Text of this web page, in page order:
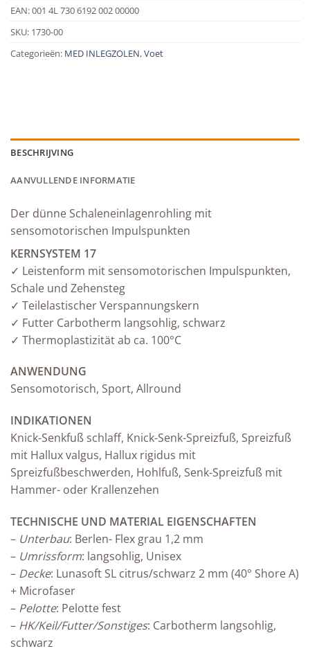
EAN:001 4L 730 6192 002 00000
SKU: 1730-00
Categorieën: MED INLEGZOLEN,Voet
BESCHRIJVING
AANVULLENDE INFORMATIE
Der dünne Schaleneinlagenrohling mit
sensomotorischen Impulspunkten
KERNSYSTEM 17
✓ Leistenform mit sensomotorischen Impulspunkten,
Schale und Zehensteg
✓ Teilelastischer Verspannungskern
✓ Futter Carbotherm langsohlig, schwarz
✓ Thermoplastizität ab ca. 100°C
ANWENDUNG
Sensomotorisch, Sport, Allround
INDIKATIONEN
Knick-Senkfuß schlaff, Knick-Senk-Spreizfuß, Spreizfuß
mit Hallux valgus, Hallux rigidus mit
Spreizfußbeschwerden, Hohlfuß, Senk-Spreizfuß mit
Hammer- oder Krallenzehen
TECHNISCHE UND MATERIAL EIGENSCHAFTEN
– Unterbau: Berlen- Flex grau 1,2 mm
– Umrissform: langsohlig, Unisex
– Decke: Lunasoft SL citrus/schwarz 2 mm (40° Shore A)
+ Microfaser
– Pelotte: Pelotte fest
– HK/Keil/Futter/Sonstiges: Carbotherm langsohlig,
schwarz